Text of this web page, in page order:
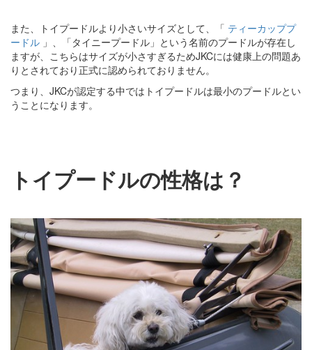
また、トイプードルより小さいサイズとして、「 ティーカッププ
ードル 」、「タイニープードル」という名前のプードルが存在し
ますが、こちらはサイズが小さすぎるためJKCには健康上の問題あ
りとされており正式に認められておりません。
つまり、JKCが認定する中ではトイプードルは最小のプードルとい
うことになります。
トイプードルの性格は？